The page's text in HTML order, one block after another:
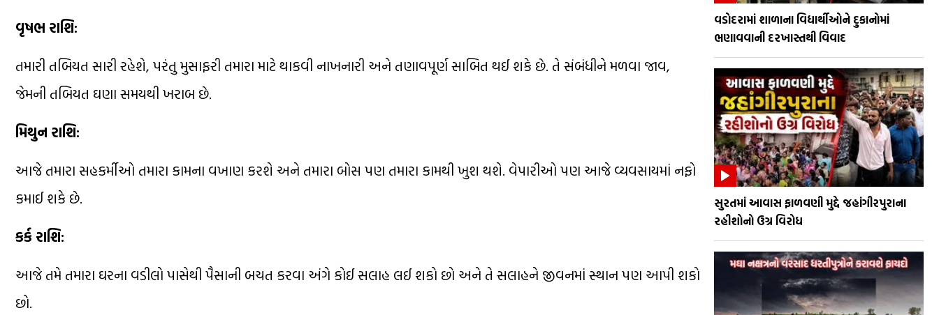
વૃષભ રાશિ:
તમારી તબિયત સારી રહેશે, પરંતુ મુસાફરી તમારા માટે થાકવી નાખનારી અને તણાવપૂર્ણ સાબિત થઈ શકે છે. તે સંબંધીને મળવા જાવ,
જેમની તબિયત ઘણા સમયથી ખરાબ છે.
મિથુન રાશિ:
આજે તમારા સહકર્મીઓ તમારા કામના વખાણ કરશે અને તમારા બોસ પણ તમારા કામથી ખુશ થશે. વેપારીઓ પણ આજે વ્યવસાયમાં નફો
કમાઈ શકે છે.
કર્ક રાશિ:
આજે તમે તમારા ઘરના વડીલો પાસેથી પૈસાની બચત કરવા અંગે કોઈ સલાહ લઈ શકો છો અને તે સલાહને જીવનમાં સ્થાન પણ આપી શકો
છો.
વડોદરામાં શાળાના વિદ્યાર્થીઓને દુકાનોમાં
ભણાવવાની દરખાસ્તથી વિવાદ
સુરતમાં આવાસ ફાળવણી મુદ્દે જહાંગીરપુરાના
રહીશોનો ઉગ્ર વિરોધ